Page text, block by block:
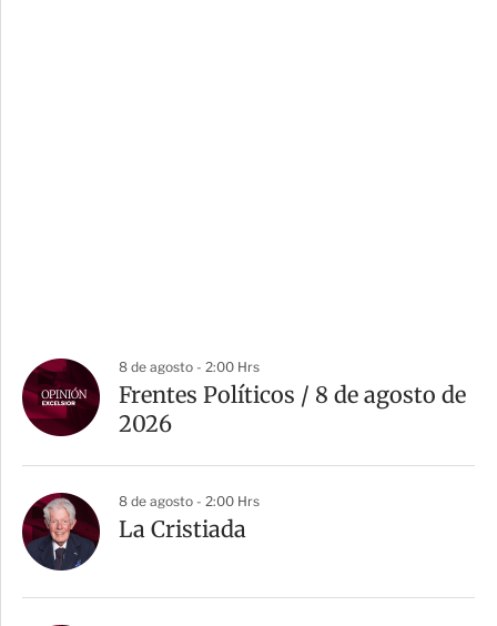
8 de agosto - 2:00 Hrs
Frentes Políticos / 8 de agosto de
2026
8 de agosto - 2:00 Hrs
La Cristiada